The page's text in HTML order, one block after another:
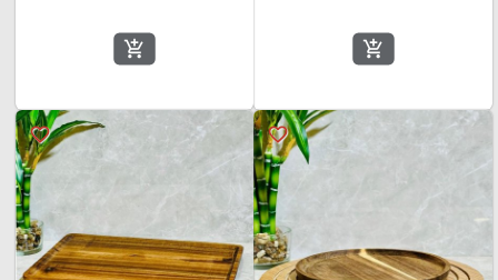
add_shopping_cart
add_shopping_cart
favorite_border
favorite_border